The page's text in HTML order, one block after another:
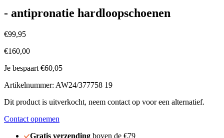
- antipronatie hardloopschoenen
€99,95
€160,00
Je bespaart €60,05
Artikelnummer: AW24/377758 19
Dit product is uitverkocht, neem contact op voor een alternatief.
Contact opnemen
Gratis verzending boven de €79